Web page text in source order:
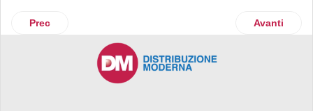
Articolo precedente: Yogurteria Frozen Yogurt lancia gli
Prec Articolo
Avanti